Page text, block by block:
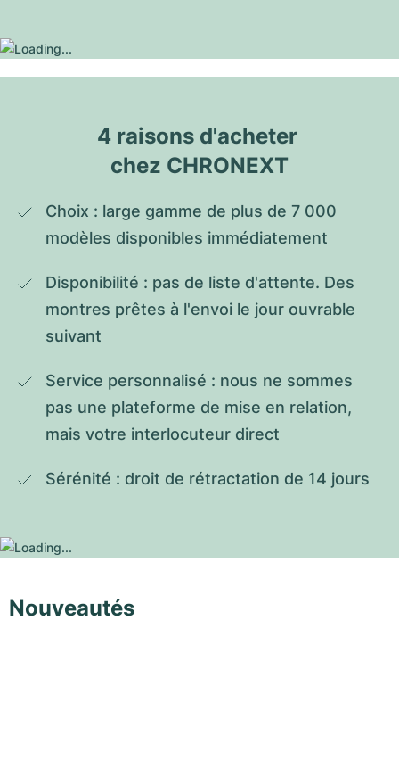
4 raisons d'acheter
chez CHRONEXT
Choix : large gamme de plus de 7 000
modèles disponibles immédiatement
Disponibilité : pas de liste d'attente. Des
montres prêtes à l'envoi le jour ouvrable
suivant
Service personnalisé : nous ne sommes
pas une plateforme de mise en relation,
mais votre interlocuteur direct
Sérénité : droit de rétractation de 14 jours
Nouveautés